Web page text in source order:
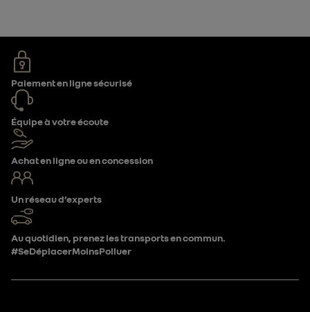
Paiement en ligne sécurisé
Équipe à votre écoute
Achat en ligne ou en concession
Un réseau d’experts
Au quotidien, prenez les transports en commun.
#SeDéplacerMoinsPolluer